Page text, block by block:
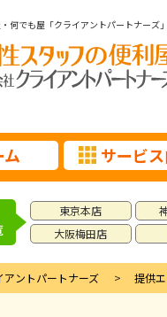
何でも屋「クライアントパートナーズ」
ム サービ
東京本店
大阪梅田店
アントパートナーズ 提供